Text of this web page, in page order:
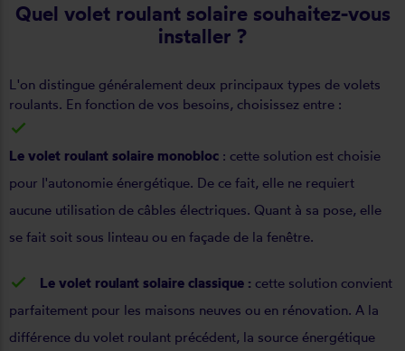
Quel volet roulant solaire souhaitez-vous
installer ?
L'on distingue généralement deux principaux types de volets
roulants. En fonction de vos besoins, choisissez entre :
Le volet roulant solaire monobloc : cette solution est choisie
pour l'autonomie énergétique. De ce fait, elle ne requiert
aucune utilisation de câbles électriques. Quant à sa pose, elle
se fait soit sous linteau ou en façade de la fenêtre.
Le volet roulant solaire classique : cette solution convient
parfaitement pour les maisons neuves ou en rénovation. A la
différence du volet roulant précédent, la source énergétique